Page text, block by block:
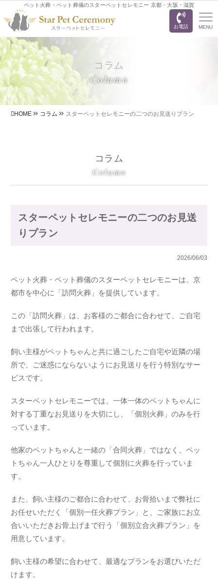
ペット火葬・ペット葬儀のスターペットセレモニー 京都・大阪・滋賀
お電話 MENU
コラム
Column
HOME コラム スターペットセレモニーの二つのお見送りプラン
コラム
Column
スターペットセレモニーの二つのお見送
りプラン
2026/06/03
ペット火葬・ペット葬儀のスターペットセレモニーは、京
都市を中心に「訪問火葬」を提供しています。
この「訪問火葬」は、お客様のご都合に合わせて、ご自宅
まで出張して行われます。
飼い主様がペットちゃんと共に過ごしたご自宅や近隣の場
所で、ご迷惑にならないようにお見送りを行う特別なサー
ビスです。
スターペットセレモニーでは、一体一体のペットちゃんに
対する丁重なお見送りを大切にし、「個別火葬」のみを行
っています。
他家のペットちゃんと一緒の「合同火葬」ではなく、ペッ
トちゃん一人ひとりを尊重して個別に火葬を行っていま
す。
また、飼い主様のご都合に合わせて、お骨拾いまで弊社に
お任せいただく「個別一任火葬プラン」と、ご家族にお立
合いいただきお骨上げまで行う「個別立合火葬プラン」を
用意しています。
飼い主様の希望に合わせて、最適なプランをお選びいただ
けます。